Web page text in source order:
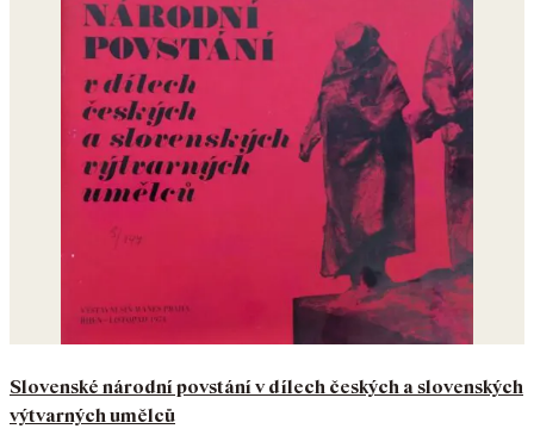
Slovenské národní povstání v dílech českých a slovenských
výtvarných umělců